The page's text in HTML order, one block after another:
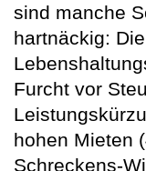
sind manche
hartnäckig:
Furcht vor
hohen Mieten
Schreckens-